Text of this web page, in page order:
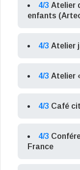
4/3 Atelier
enfants
4/3 Atelier
4/3 Atelier
4/3 Café
4/3
France